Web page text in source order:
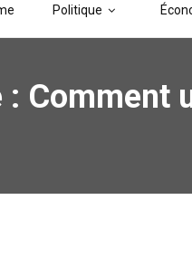
Politique
: Comment